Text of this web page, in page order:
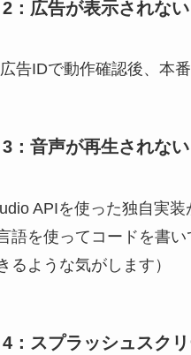
：広告が表示されない
告IDで動作確認後、本
：音声が再生されない
APIを使った独自実装
語を使ってコードを書
るような気がします）
：スプラッシュスク